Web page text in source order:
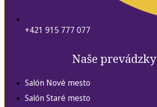
+421 915 777 077
Naše prevádzky
Salón Nové mesto
Salón Staré mesto